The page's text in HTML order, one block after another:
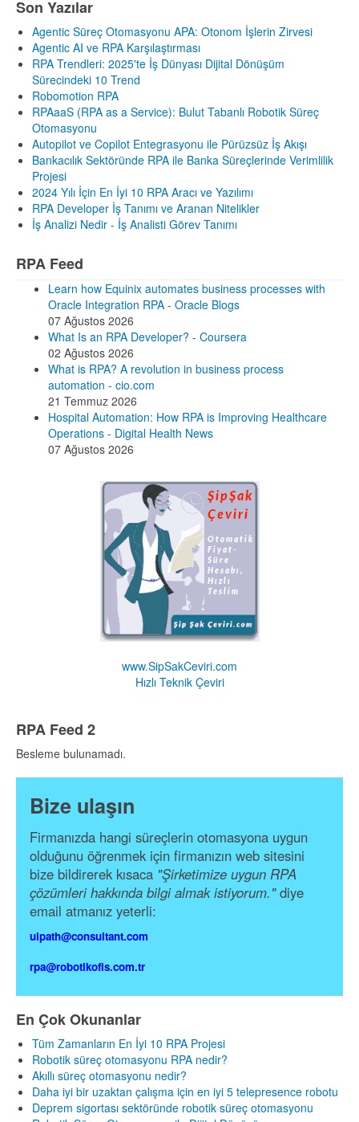
Son Yazılar
Agentic Süreç Otomasyonu APA: Otonom İşlerin Zirvesi
Agentic AI ve RPA Karşılaştırması
RPA Trendleri: 2025'te İş Dünyası Dijital Dönüşüm
Sürecindeki 10 Trend
Robomotion RPA
RPAaaS (RPA as a Service): Bulut Tabanlı Robotik Süreç
Otomasyonu
Autopilot ve Copilot Entegrasyonu ile Pürüzsüz İş Akışı
Bankacılık Sektöründe RPA ile Banka Süreçlerinde Verimlilik
Projesi
2024 Yılı İçin En İyi 10 RPA Aracı ve Yazılımı
RPA Developer İş Tanımı ve Aranan Nitelikler
İş Analizi Nedir - İş Analisti Görev Tanımı
RPA Feed
Learn how Equinix automates business processes with
Oracle Integration RPA - Oracle Blogs
07 Ağustos 2026
What Is an RPA Developer? - Coursera
02 Ağustos 2026
What is RPA? A revolution in business process
automation - cio.com
21 Temmuz 2026
Hospital Automation: How RPA is Improving Healthcare
Operations - Digital Health News
07 Ağustos 2026
www.SipSakCeviri.com
Hızlı Teknik Çeviri
RPA Feed 2
Besleme bulunamadı.
Bize ulaşın
Firmanızda hangi süreçlerin otomasyona uygun
olduğunu öğrenmek için firmanızın web sitesini
bize bildirerek kısaca "Şirketimize uygun RPA
çözümleri hakkında bilgi almak istiyorum."diye
email atmanız yeterli:
uipath@consultant.com
rpa@robotikofis.com.tr
En Çok Okunanlar
Tüm Zamanların En İyi 10 RPA Projesi
Robotik süreç otomasyonu RPA nedir?
Akıllı süreç otomasyonu nedir?
Daha iyi bir uzaktan çalışma için en iyi 5 telepresence robotu
Deprem sigortası sektöründe robotik süreç otomasyonu